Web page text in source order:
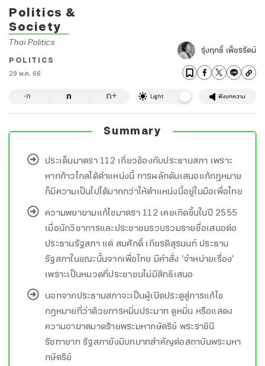
Politics &
Society
Thai Politics
POLITICS
29 พ.ค. 66
รุ่งฤทธิ์ เพ็ชรรัตน์
-ก ก ก+ Light ฟังบทความ
Summary
ประเด็นมาตรา 112 เกี่ยวข้องกับประธานสภา เพราะ
หากก้าวไกลได้ตำแหน่งนี้ การผลักดันเสนอแก้กฎหมาย
ก็มีความเป็นไปได้มากกว่าให้ตำแหน่งนี้อยู่ในมือเพื่อไทย
ความพยายามแก้ไขมาตรา 112 เคยเกิดขึ้นในปี 2555
เมื่อนักวิชาการและประชาชนรวบรวมรายชื่อเสนอต่อ
ประธานรัฐสภา แต่ สมศักดิ์ เกียรติสุรนนท์ ประธาน
รัฐสภาในขณะนั้นจากเพื่อไทย มีคำสั่ง 'จำหน่ายเรื่อง'
เพราะเป็นหมวดที่ประชาชนไม่มีสิทธิเสนอ
นอกจากประธานสภาจะเป็นผู้เปิดประตูสู่การแก้ไข
กฎหมายที่ว่าด้วยการหมิ่นประมาท ดูหมิ่น หรือแสดง
ความอาฆาตมาดร้ายพระมหากษัตริย์ พระราชินี
รัชทายาท รัฐสภายังมีบทบาทสำคัญต่อสถาบันพระมหา
กษัตริย์